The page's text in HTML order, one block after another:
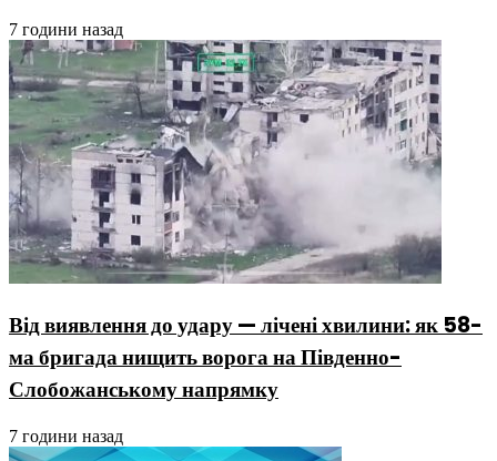
7 години назад
Від виявлення до удару — лічені хвилини: як 58-
ма бригада нищить ворога на Південно-
Слобожанському напрямку
7 години назад